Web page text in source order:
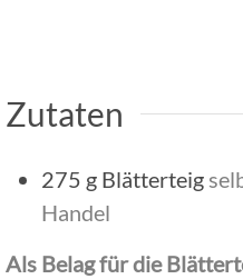
Zutaten
275 g Blätterteig
Handel
Als Belag für die